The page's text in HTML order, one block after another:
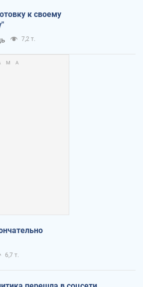
к своему
7,2 т.
6,7 т.